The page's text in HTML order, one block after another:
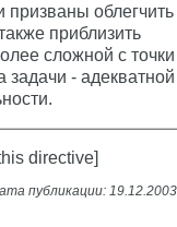
облегчить
приблизить
сложной с точки
- адекватной
directive]